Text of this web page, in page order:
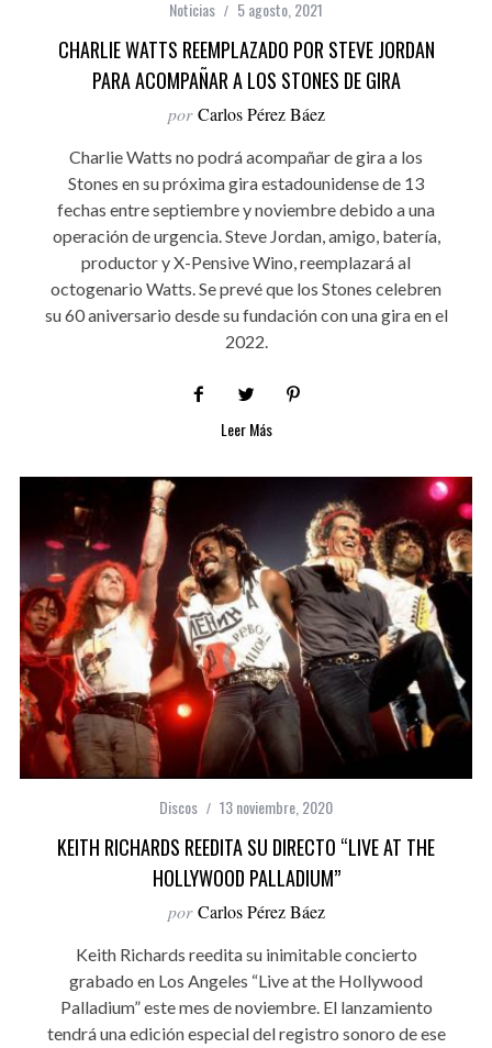
Noticias 5 agosto, 2021
CHARLIE WATTS REEMPLAZADO POR STEVE JORDAN
PARA ACOMPAÑAR A LOS STONES DE GIRA
por Carlos Pérez Báez
Charlie Watts no podrá acompañar de gira a los
Stones en su próxima gira estadounidense de 13
fechas entre septiembre y noviembre debido a una
operación de urgencia. Steve Jordan, amigo, batería,
productor y X-Pensive Wino, reemplazará al
octogenario Watts. Se prevé que los Stones celebren
su 60 aniversario desde su fundación con una gira en el
2022.
Leer Más
Discos 13 noviembre, 2020
KEITH RICHARDS REEDITA SU DIRECTO “LIVE AT THE
HOLLYWOOD PALLADIUM”
por Carlos Pérez Báez
Keith Richards reedita su inimitable concierto
grabado en Los Angeles “Live at the Hollywood
Palladium” este mes de noviembre. El lanzamiento
tendrá una edición especial del registro sonoro de ese